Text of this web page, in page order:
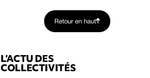
Retour en haut
L’ACTU DES
COLLECTIVITÉS